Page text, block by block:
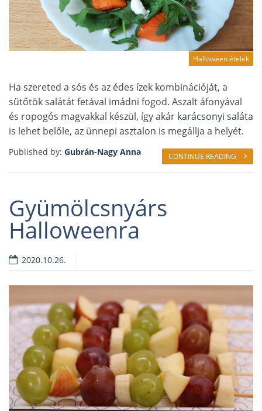
Halloween ételek
Ha szereted a sós és az édes ízek kombinációját, a
sütőtök salátát fetával imádni fogod. Aszalt áfonyával
és ropogós magvakkal készül, így akár karácsonyi saláta
is lehet belőle, az ünnepi asztalon is megállja a helyét.
CONTINUE READING
Published by: Gubrán-Nagy Anna
Gyümölcsnyárs
Halloweenra
2020.10.26.